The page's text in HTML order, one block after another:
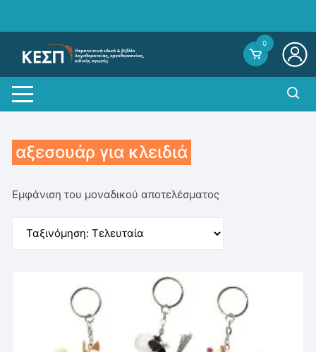
0
αξεσουάρ για κλειδιά
Εμφάνιση του μοναδικού αποτελέσματος